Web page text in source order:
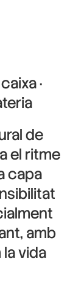
·
de
el ritme
capa
amb
vida